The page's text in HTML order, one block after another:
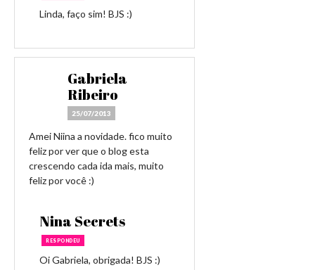
Linda, faço sim! BJS :)
Gabriela
Ribeiro
25/07/2013
Amei Niina a novidade. fico muito
feliz por ver que o blog esta
crescendo cada ida mais, muito
feliz por você :)
Nina Secrets
RESPONDEU
Oi Gabriela, obrigada! BJS :)